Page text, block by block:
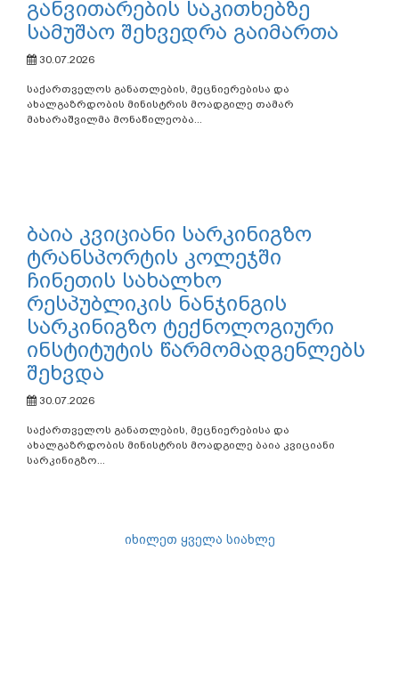
განვითარების საკითხებზე
სამუშაო შეხვედრა გაიმართა
30.07.2026
საქართველოს განათლების, მეცნიერებისა და
ახალგაზრდობის მინისტრის მოადგილე თამარ
მახარაშვილმა მონაწილეობა...
ბაია კვიციანი სარკინიგზო
ტრანსპორტის კოლეჯში
ჩინეთის სახალხო
რესპუბლიკის ნანჯინგის
სარკინიგზო ტექნოლოგიური
ინსტიტუტის წარმომადგენლებს
შეხვდა
30.07.2026
საქართველოს განათლების, მეცნიერებისა და
ახალგაზრდობის მინისტრის მოადგილე ბაია კვიციანი
სარკინიგზო...
იხილეთ ყველა სიახლე